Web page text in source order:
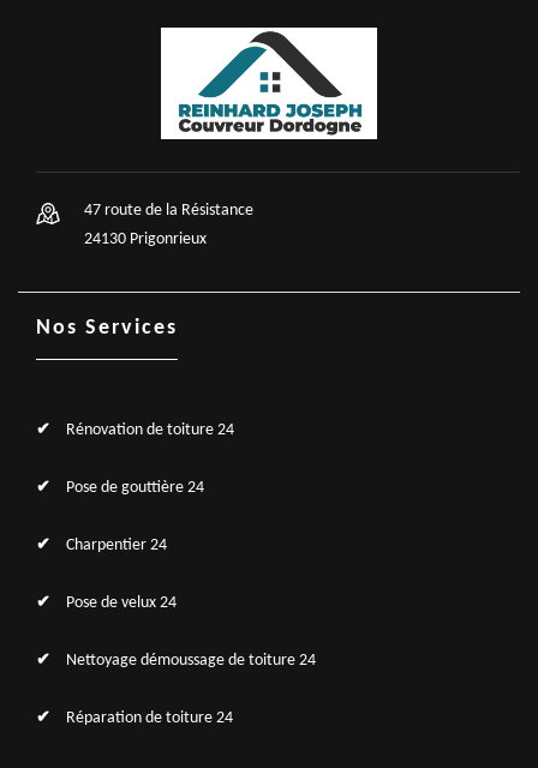
47 route de la Résistance
24130 Prigonrieux
Nos Services
Rénovation de toiture 24
Pose de gouttière 24
Charpentier 24
Pose de velux 24
Nettoyage démoussage de toiture 24
Réparation de toiture 24